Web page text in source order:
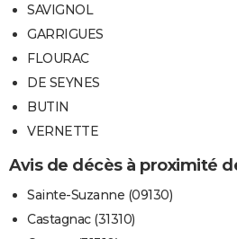
SAVIGNOL
GARRIGUES
FLOURAC
DE SEYNES
BUTIN
VERNETTE
Avis de décès à proximité
Sainte-Suzanne (09130)
Castagnac (31310)